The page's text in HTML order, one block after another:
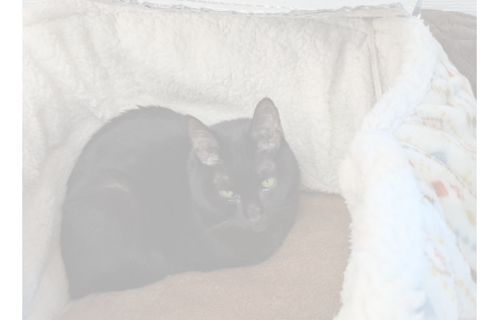
散髪店で知る江田島市の隠れた名所
理容と床屋の違いに迫る江田島散髪体験
理容と床屋の違いを江田島の散髪で実感
江田島市で学ぶ理容と床屋の特徴
散髪で知る理容と床屋のサービス差
江田島市の散髪店が持つ独自の強み
散髪体験で見極める理容と床屋の魅力
伝統と温もりを感じる江田島の散髪文化